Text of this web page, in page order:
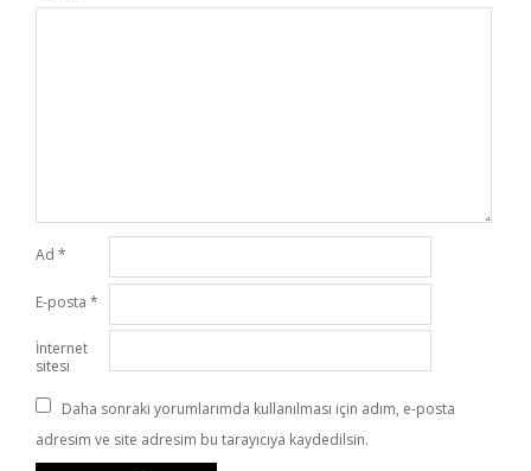
Ad *
E-posta *
İnternet
sitesi
Daha sonraki yorumlarımda kullanılması için adım, e-posta
adresim ve site adresim bu tarayıcıya kaydedilsin.